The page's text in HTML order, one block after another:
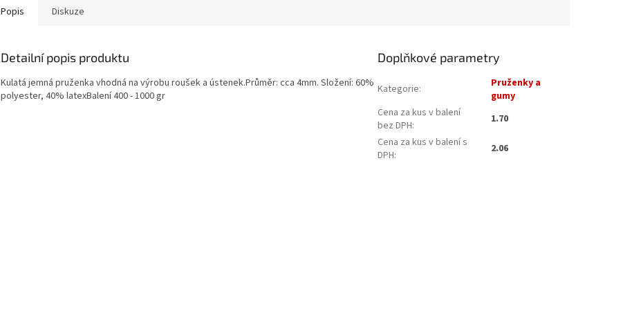
Popis Diskuze
Detailní popis produktu
Kulatá jemná pruženka vhodná na výrobu roušek a ústenek.Průměr: cca 4mm. Složení: 60%
polyester, 40% latexBalení 400 - 1000 gr
Doplňkové parametry
Kategorie:
Pruženky a
gumy
Cena za kus v balení
bez DPH:
1.70
Cena za kus v balení s
DPH: 2.06